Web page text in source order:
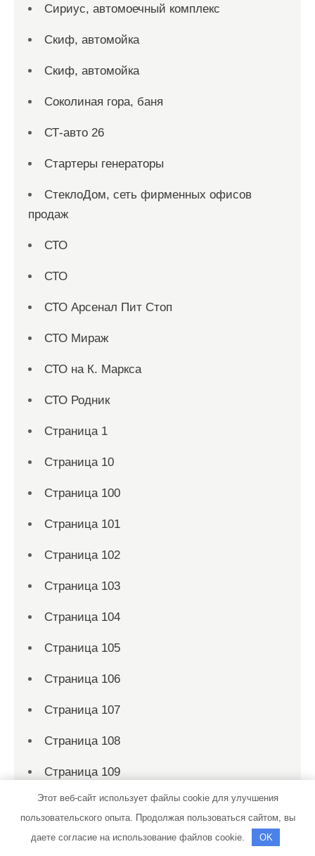
Сириус, автомоечный комплекс
Скиф, автомойка
Скиф, автомойка
Соколиная гора, баня
СТ-авто 26
Стартеры генераторы
СтеклоДом, сеть фирменных офисов
продаж
СТО
СТО
СТО Арсенал Пит Стоп
СТО Мираж
СТО на К. Маркса
СТО Родник
Страница 1
Страница 10
Страница 100
Страница 101
Страница 102
Страница 103
Страница 104
Страница 105
Страница 106
Страница 107
Страница 108
Страница 109
Страница 11
Страница 110
Этот веб-сайт использует файлы cookie для улучшения
пользовательского опыта. Продолжая пользоваться сайтом, вы
даете согласие на использование файлов cookie.
OK